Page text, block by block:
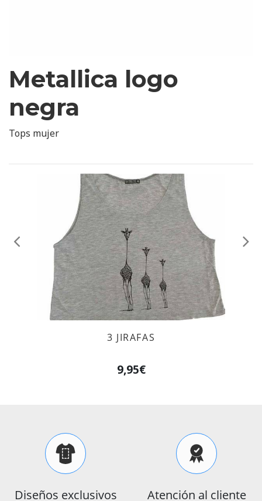
Metallica logo
negra
Tops mujer
3 JIRAFAS
9,95€
Anterior
Diseños exclusivos Atención al cliente